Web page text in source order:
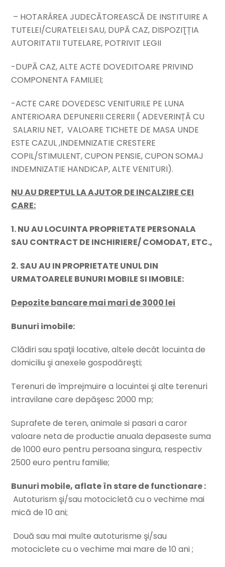
– HOTARÂREA JUDECĀTOREASCĂ DE INSTITUIRE A
TUTELEI/CURATELEI SAU, DUPĀ CAZ, DISPOZIŢȚIA
AUTORITATII TUTELARE, POTRIVIT LEGII
-DUPĀ CAZ, ALTE ACTE DOVEDITOARE PRIVIND
COMPONENTA FAMILIEI;
-ACTE CARE DOVEDESC VENITURILE PE LUNA
ANTERIOARA DEPUNERII CERERII ( ADEVERINȚĂ CU
SALARIU NET, VALOARE TICHETE DE MASA UNDE
ESTE CAZUL ,INDEMNIZATIE CRESTERE
COPIL/STIMULENT, CUPON PENSIE, CUPON SOMAJ
INDEMNIZATIE HANDICAP, ALTE VENITURI).
NU AU DREPTUL LA AJUTOR DE INCALZIRE CEI
CARE:
1. NU AU LOCUINTA PROPRIETATE PERSONALA
SAU CONTRACT DE INCHIRIERE/ COMODAT, ETC.,
2. SAU AU IN PROPRIETATE UNUL DIN
URMATOARELE BUNURI MOBILE SI IMOBILE:
Depozite bancare mai mari de 3000 lei
Bunuri imobile:
Clădiri sau spaţii locative, altele decât locuinta de
domiciliu şi anexele gospodăreşti;
Terenuri de împrejmuire a locuintei şi alte terenuri
intravilane care depăşesc 2000 mp;
Suprafete de teren, animale si pasari a caror
valoare neta de productie anuala depaseste suma
de 1000 euro pentru persoana singura, respectiv
2500 euro pentru familie;
Bunuri mobile, aflate în stare de functionare :
Autoturism şi/sau motocicletă cu o vechime mai
mică de 10 ani;
Două sau mai multe autoturisme şi/sau
motociclete cu o vechime mai mare de 10 ani ;